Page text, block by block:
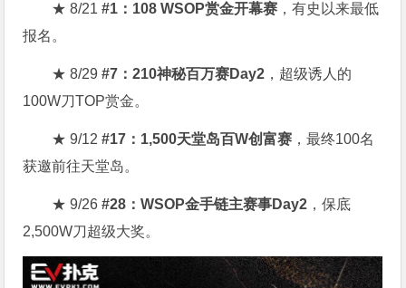
★ 8/21#1：108 WSOP赏金开幕赛 ，有史以来最低
报名。
★ 8/29#7：210神秘百万赛Day2 ，超级诱人的
100W刀TOP赏金。
★ 9/12#17：1,500天堂岛百W创富赛 ，最终100名
获邀前往天堂岛。
★ 9/26#28：WSOP金手链主赛事Day2 ，保底
2,500W刀超级大奖。